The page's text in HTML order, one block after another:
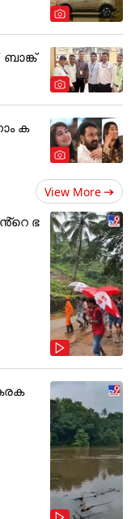
ക
View More
ഭ